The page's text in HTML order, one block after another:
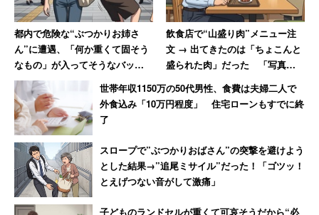
都内で危険な“ぶつかりお姉さ
ん”に遭遇、「何か重くて固そう
なもの」が入ってそうなバッグ
で体当たり 「おぞましい人
種」と語る40代男性
飲食店で“山盛り肉”メニュー注
文 → 出てきたのは「ちょこんと
盛られた肉」だった 「写真通
りに盛って下さい」と猛抗議し
た30代男性
世帯年収1150万の50代男性、食費は夫婦二人で
外食込み「10万円程度」 住宅ローンもすでに終
了
スロープで”ぶつかりおばさん”の突撃を避けよう
とした結果→”追尾ミサイル”だった！「ゴツッ！
とえげつない音がして激痛」
子どものランドセルが重くて可哀そうだから“必